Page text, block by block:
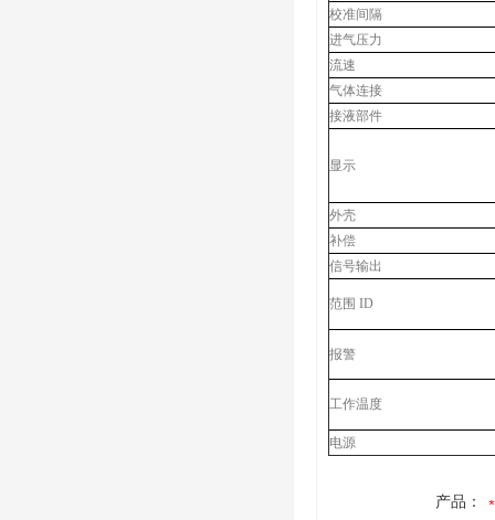
校准间隔
进气压力
流速
气体连接
接液部件
显示
外壳
补偿
信号输出
范围 ID
报警
工作温度
电源
产品：